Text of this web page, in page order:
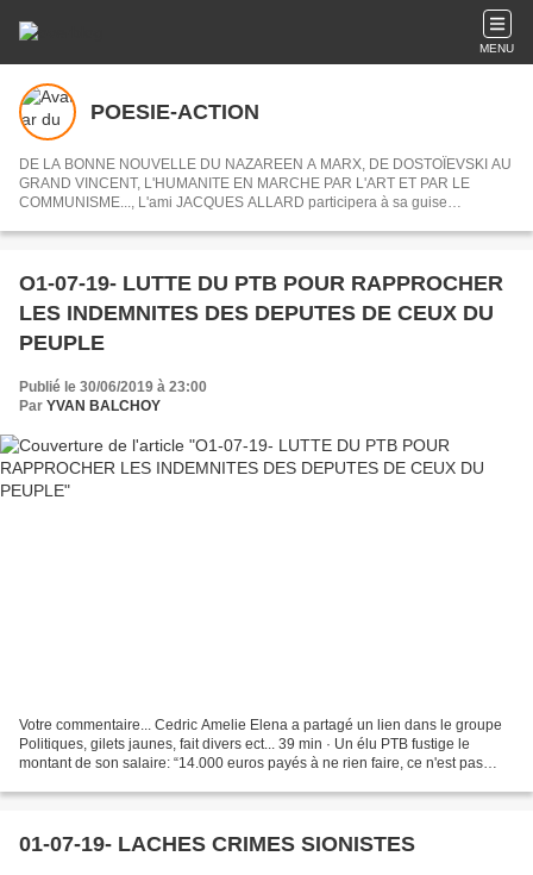
MENU
POESIE-ACTION
DE LA BONNE NOUVELLE DU NAZAREEN A MARX, DE DOSTOÏEVSKI AU
GRAND VINCENT, L'HUMANITE EN MARCHE PAR L'ART ET PAR LE
COMMUNISME..., L'ami JACQUES ALLARD participera à sa guise
articles choisis.
O1-07-19- LUTTE DU PTB POUR RAPPROCHER
LES INDEMNITES DES DEPUTES DE CEUX DU
PEUPLE
Publié le 30/06/2019 à 23:00
Par YVAN BALCHOY
Votre commentaire... Cedric Amelie Elena a partagé un lien dans le groupe
Politiques, gilets jaunes, fait divers ect... 39 min · Un élu PTB fustige le
montant de son salaire: “14.000 euros payés à ne rien faire, ce n'est pas
01-07-19- LACHES CRIMES SIONISTES